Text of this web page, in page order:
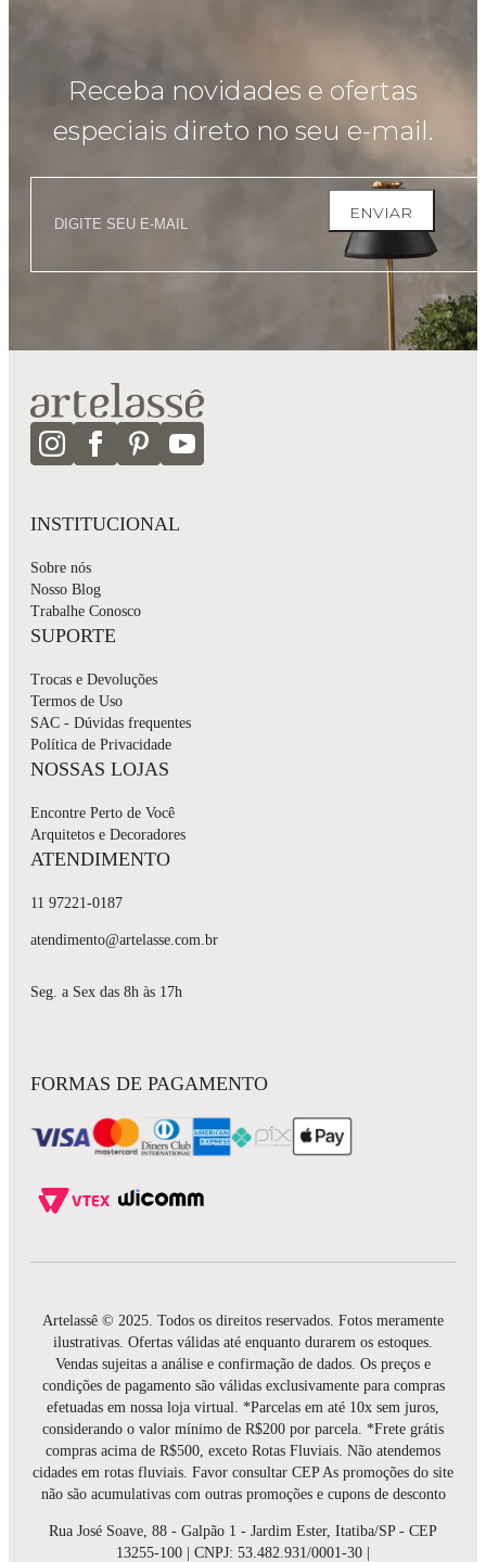
Receba novidades e ofertas
especiais direto no seu e-mail.
ENVIAR
INSTITUCIONAL
Sobre nós
Nosso Blog
Trabalhe Conosco
SUPORTE
Trocas e Devoluções
Termos de Uso
SAC - Dúvidas frequentes
Política de Privacidade
NOSSAS LOJAS
Encontre Perto de Você
Arquitetos e Decoradores
ATENDIMENTO
11 97221-0187
atendimento@artelasse.com.br
Seg. a Sex das 8h às 17h
FORMAS DE PAGAMENTO
Artelassê © 2025. Todos os direitos reservados. Fotos meramente
ilustrativas. Ofertas válidas até enquanto durarem os estoques.
Vendas sujeitas a análise e confirmação de dados. Os preços e
condições de pagamento são válidas exclusivamente para compras
efetuadas em nossa loja virtual. *Parcelas em até 10x sem juros,
considerando o valor mínimo de R$200 por parcela. *Frete grátis
compras acima de R$500, exceto Rotas Fluviais. Não atendemos
cidades em rotas fluviais. Favor consultar CEP As promoções do site
não são acumulativas com outras promoções e cupons de desconto
Rua José Soave, 88 - Galpão 1 - Jardim Ester, Itatiba/SP - CEP
13255-100 | CNPJ: 53.482.931/0001-30 |